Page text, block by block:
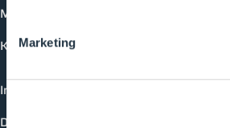
Marketing
Medienformate
Kontakt
Impressum
Datenschutzerklärung